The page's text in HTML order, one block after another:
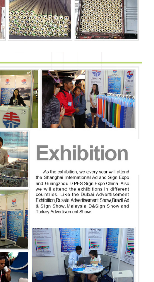
M.
B1, M2, DIN75200, NFPA701
≥34 Dan (che stampa abilità)